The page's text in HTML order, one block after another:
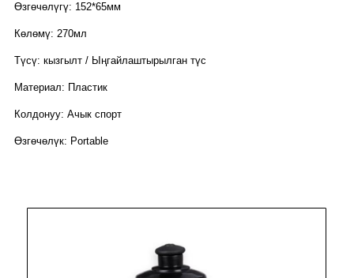
Өзгөчөлүгү: 152*65мм
Көлөмү: 270мл
Түсү: кызгылт / Ыңгайлаштырылган түс
Материал: Пластик
Колдонуу: Ачык спорт
Өзгөчөлүк: Portable